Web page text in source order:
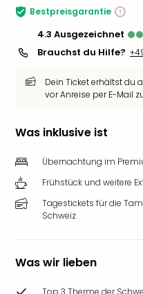
Bestpreisgarantie
4.3 ausgezeichnet
Brauchst du Hilfe?
Dein Ticket erhältst du
vor Anreise per E-Mail
Was inklusive ist
Übernachtung im
Frühstück und weitere
Tagestickets für die
Schweiz
Was wir lieben
Top 3 Therme der